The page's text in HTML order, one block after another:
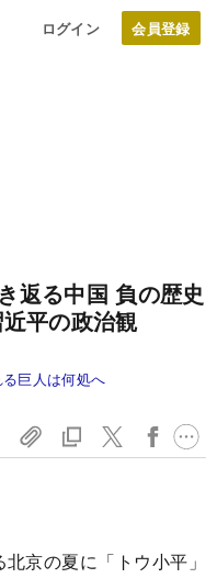
ログイン
返る中国 負の歴史
平の政治観
巨人は何処へ
京の夏に「トウ小平」